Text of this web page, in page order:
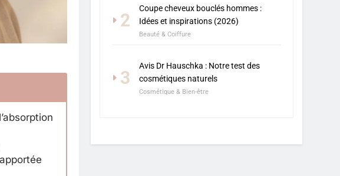
2
Coupe cheveux bouclés hommes :
Idées et inspirations (2026)
Beauté & Coiffure
3
Avis Dr Hauschka : Notre test des
cosmétiques naturels
Cosmétique & Bien-être